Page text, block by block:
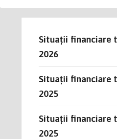
Situații financiare
2026
Situații financiare
2025
Situații financiare
2025